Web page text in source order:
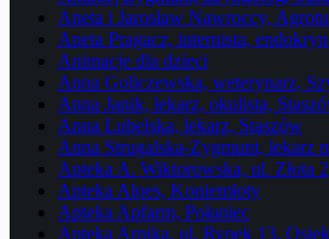
Aneta i Jarosław Nawroccy,
Aneta Pragacz, internista,
Animacje dla dzieci
Anna Goliczewska, weterynarz,
Anna Janik, lekarz, okulista,
Anna Lubelska, lekarz, Staszów
Anna Strugalska-Zygmunt, lekarz
Apteka A. Wiktorowska, ul. Złota
Apteka Aloes, Koniemłoty
Apteka Apfarm, Połaniec
Apteka Arnika, ul. Rynek 13, Osiek